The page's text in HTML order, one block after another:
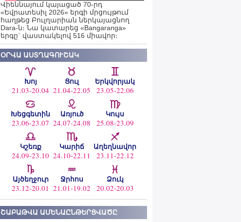
Վիեննայում կայացած 70-րդ
«Եվրատեսիլ 2026» երգի մրցույթում
հաղթեց Բուլղարիան ներկայացնող
Dara-ն։ Նա կատարեց «Bangaranga»
երգը` վաստակելով 516 միավոր։
ՕՐՎԱ ԱՍՏՂԱԳՈՒՇԱԿ
Խոյ
21.03-20.04
Ցուլ
21.04-22.05
Երկվորյակ
23.05-22.06
Խեցգետին
23.06-23.07
Առյուծ
24.07-24.08
Կույս
25.08-23.09
Կշեռք
24.09-23.10
Կարիճ
24.10-22.11
Աղեղնավոր
23.11-22.12
Այծեղջուր
23.12-20.01
Ջրհոս
21.01-19.02
Ձուկ
20.02-20.03
ՇԱԲԱԹՎԱ ԱՄԵՆԱԸՆԹԵՐՑՎԱԾԸ